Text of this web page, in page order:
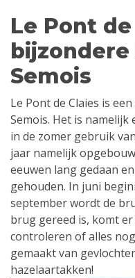
Le Pont
Semois
Le Pont de Claies is
Semois. Het is
in de zomer gebruik
jaar namelijk
eeuwen lang gedaan
gehouden. In juni
september wordt de
brug gereed is, komt
controleren of alles
gemaakt van
hazelaartakken!